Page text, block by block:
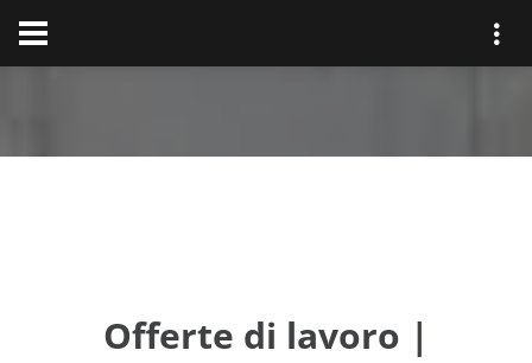
Offerte di lavoro |